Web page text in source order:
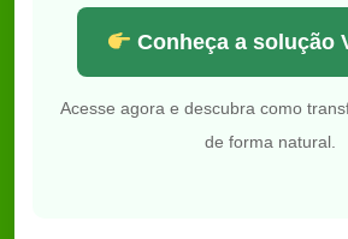
Conheça a solução
Acesse agora e descubra como
de forma natural.